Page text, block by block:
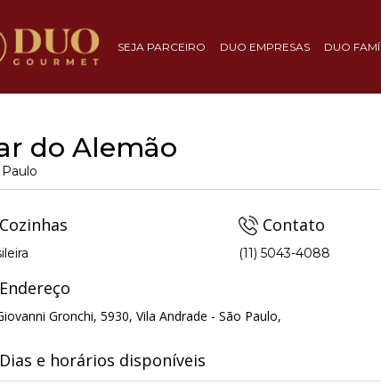
SEJA PARCEIRO DUO EMPRESAS DUO
do Alemão
Cozinhas Contato
(11) 5043-4088
Endereço
Gronchi, 5930, Vila Andrade - São Paulo,
Dias e horários disponíveis